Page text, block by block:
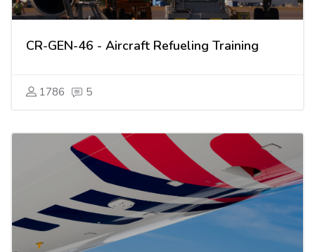
CR-GEN-46 - Aircraft Refueling Training
1786 5